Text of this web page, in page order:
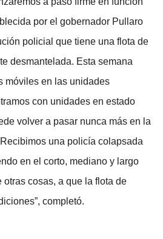
por el gobernador Pullaro
policial que tiene una flota de
desmantelada. Esta semana
móviles en las unidades
con unidades en estado
volver a pasar nunca más en la
una policía colapsada
en el corto, mediano y largo
otras cosas, a que la flota de
completó.